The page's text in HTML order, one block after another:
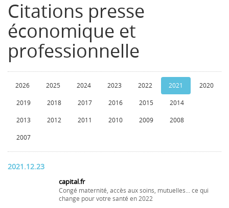
Citations presse
économique et
professionnelle
2026 2025 2024 2023 2022 2021 2020
2019 2018 2017 2016 2015 2014
2013 2012 2011 2010 2009 2008
2007
2021.12.23
capital.fr
Congé maternité, accès aux soins, mutuelles... ce qui
change pour votre santé en 2022